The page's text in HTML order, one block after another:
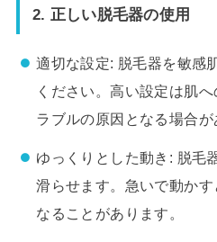
2. 正しい脱毛器の使用
適切な設定: 脱毛器を敏感
ください。高い設定は肌
ラブルの原因となる場合が
ゆっくりとした動き: 脱毛
滑らせます。急いで動か
なることがあります。